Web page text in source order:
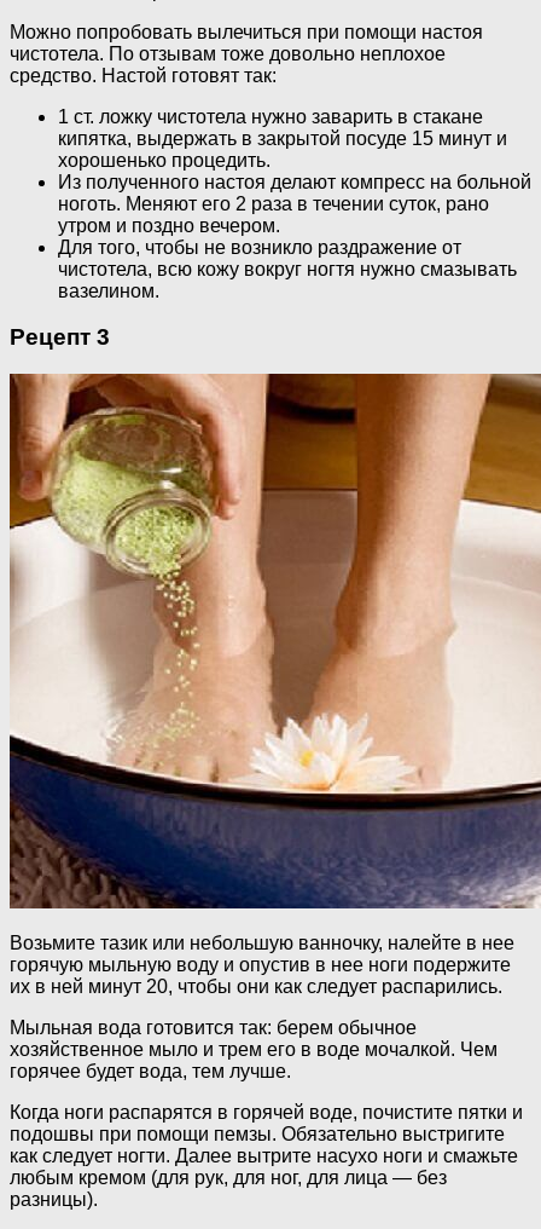
Можно попробовать вылечиться при помощи настоя
чистотела. По отзывам тоже довольно неплохое
средство. Настой готовят так:
1 ст. ложку чистотела нужно заварить в стакане
кипятка, выдержать в закрытой посуде 15 минут и
хорошенько процедить.
Из полученного настоя делают компресс на больной
ноготь. Меняют его 2 раза в течении суток, рано
утром и поздно вечером.
Для того, чтобы не возникло раздражение от
чистотела, всю кожу вокруг ногтя нужно смазывать
вазелином.
Рецепт 3
Возьмите тазик или небольшую ванночку, налейте в нее
горячую мыльную воду и опустив в нее ноги подержите
их в ней минут 20, чтобы они как следует распарились.
Мыльная вода готовится так: берем обычное
хозяйственное мыло и трем его в воде мочалкой. Чем
горячее будет вода, тем лучше.
Когда ноги распарятся в горячей воде, почистите пятки и
подошвы при помощи пемзы. Обязательно выстригите
как следует ногти. Далее вытрите насухо ноги и смажьте
любым кремом (для рук, для ног, для лица — без
разницы).